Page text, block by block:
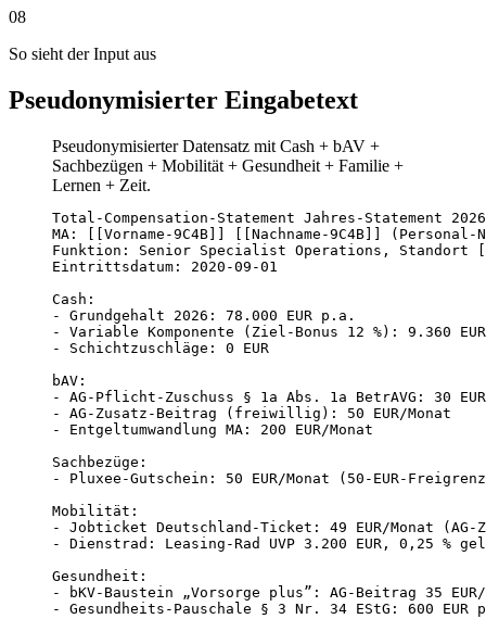
08
So sieht der Input aus
Pseudonymisierter Eingabetext
Pseudonymisierter Datensatz mit Cash + bAV +
Sachbezügen + Mobilität + Gesundheit + Familie +
Lernen + Zeit.
Total-Compensation-Statement Jahres-Statement 2026
MA: [[Vorname-9C4B]] [[Nachname-9C4B]]
Funktion: Senior Specialist Operations, Standort
Eintrittsdatum: 2020-09-01
Cash:
- Grundgehalt 2026: 78.000 EUR p.a.
- Variable Komponente (Ziel-Bonus 12 %): 9.360 EUR
- Schichtzuschläge: 0 EUR
bAV:
- AG-Pflicht-Zuschuss § 1a Abs. 1a BetrAVG: 30
- AG-Zusatz-Beitrag (freiwillig): 50 EUR/Monat
- Entgeltumwandlung MA: 200 EUR/Monat
Sachbezüge:
- Pluxee-Gutschein: 50 EUR/Monat (50-EUR-
Mobilität:
- Jobticket Deutschland-Ticket: 49 EUR/Monat (AG-
- Dienstrad: Leasing-Rad UVP 3.200 EUR, 0,25 %
Gesundheit:
- bKV-Baustein „Vorsorge plus”: AG-Beitrag 35 EUR/
- Gesundheits-Pauschale § 3 Nr. 34 EStG: 600 EUR